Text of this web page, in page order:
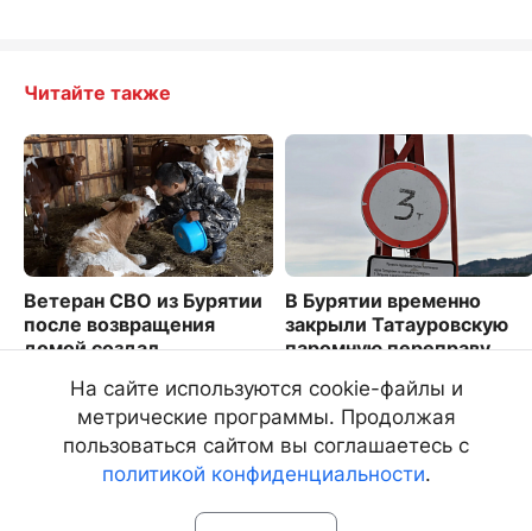
Читайте также
Ветеран СВО из Бурятии
после возвращения
домой создал
В Бурятии временно
закрыли Татауровскую
паромную переправу
1815
На сайте используются cookie-файлы и
метрические программы. Продолжая
пользоваться сайтом вы соглашаетесь с
политикой конфиденциальности.